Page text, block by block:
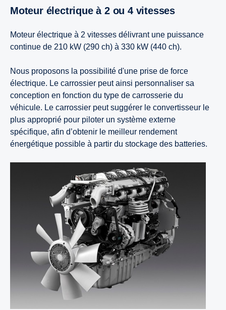
Moteur électrique à 2 ou 4 vitesses
Moteur électrique à 2 vitesses délivrant une puissance
continue de 210 kW (290 ch) à 330 kW (440 ch).
Nous proposons la possibilité d'une prise de force
électrique. Le carrossier peut ainsi personnaliser sa
conception en fonction du type de carrosserie du
véhicule. Le carrossier peut suggérer le convertisseur le
plus approprié pour piloter un système externe
spécifique, afin d’obtenir le meilleur rendement
énergétique possible à partir du stockage des batteries.